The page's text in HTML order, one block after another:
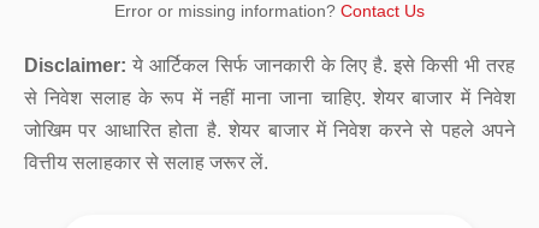
Error or missing information? Contact Us
Disclaimer: ये आर्टिकल सिर्फ जानकारी के लिए है. इसे किसी भी तरह
से निवेश सलाह के रूप में नहीं माना जाना चाहिए. शेयर बाजार में निवेश
जोखिम पर आधारित होता है. शेयर बाजार में निवेश करने से पहले अपने
वित्तीय सलाहकार से सलाह जरूर लें.